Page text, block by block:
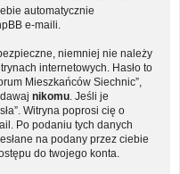
automatycznie
e-maili.
niemniej nie należy
internetowych. Hasło to
Mieszkańców Siechnic”,
nikomu . Jeśli je
Witryna poprosi cię o
Po podaniu tych danych
na podany przez ciebie
do twojego konta.